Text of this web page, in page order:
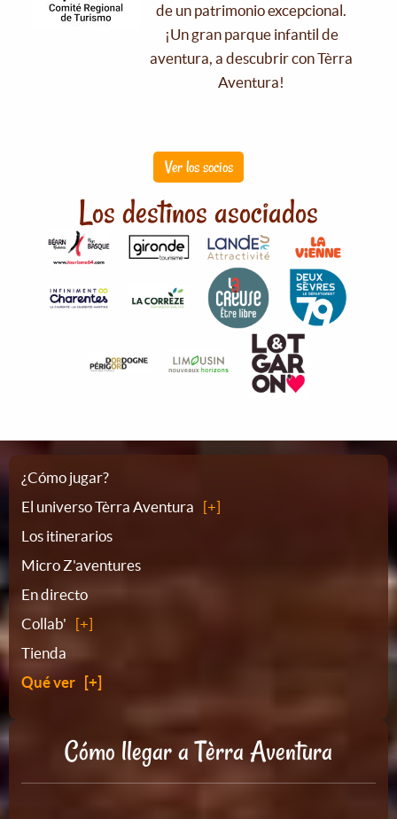
de un patrimonio excepcional.
¡Un gran parque infantil de
aventura, a descubrir con Tèrra
Aventura!
Ver los socios
Los destinos asociados
Plano
del
sitio
¿Cómo jugar?
El universo Tèrra Aventura
Los itinerarios
Micro Z'aventures
En directo
Collab'
Tienda
Qué ver
Cómo llegar a Tèrra Aventura